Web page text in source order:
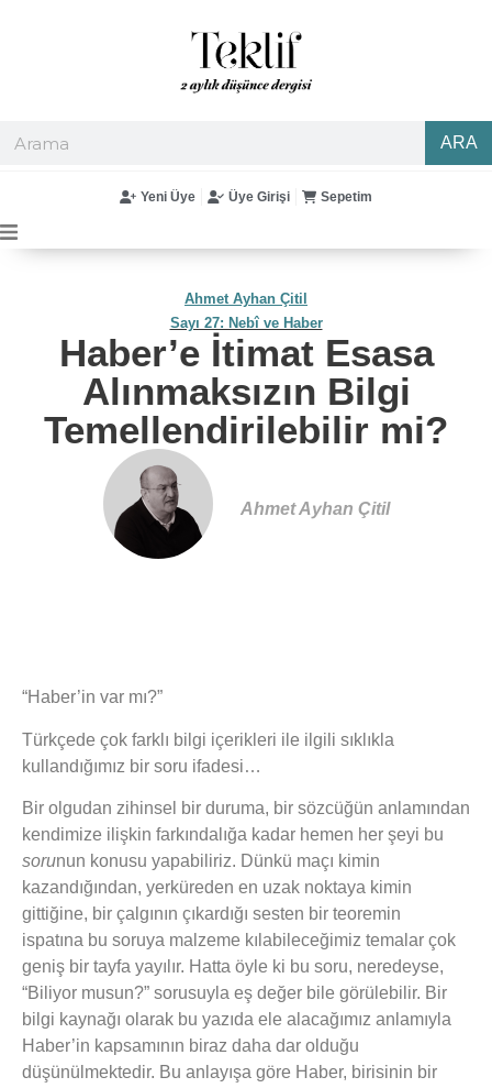
ARA
Yeni Üye Üye Girişi Sepetim
Ahmet Ayhan Çitil
Sayı 27: Nebî ve Haber
Haber’e İtimat Esasa
Alınmaksızın Bilgi
Temellendirilebilir mi?
Ahmet Ayhan Çitil
“Haber’in var mı?”
Türkçede çok farklı bilgi içerikleri ile ilgili sıklıkla
kullandığımız bir soru ifadesi…
Bir olgudan zihinsel bir duruma, bir sözcüğün anlamından
kendimize ilişkin farkındalığa kadar hemen her şeyi bu
sorunun konusu yapabiliriz. Dünkü maçı kimin
kazandığından, yerküreden en uzak noktaya kimin
gittiğine, bir çalgının çıkardığı sesten bir teoremin
ispatına bu soruya malzeme kılabileceğimiz temalar çok
geniş bir tayfa yayılır. Hatta öyle ki bu soru, neredeyse,
“Biliyor musun?” sorusuyla eş değer bile görülebilir. Bir
bilgi kaynağı olarak bu yazıda ele alacağımız anlamıyla
Haber’in kapsamının biraz daha dar olduğu
düşünülmektedir. Bu anlayışa göre Haber, birisinin bir